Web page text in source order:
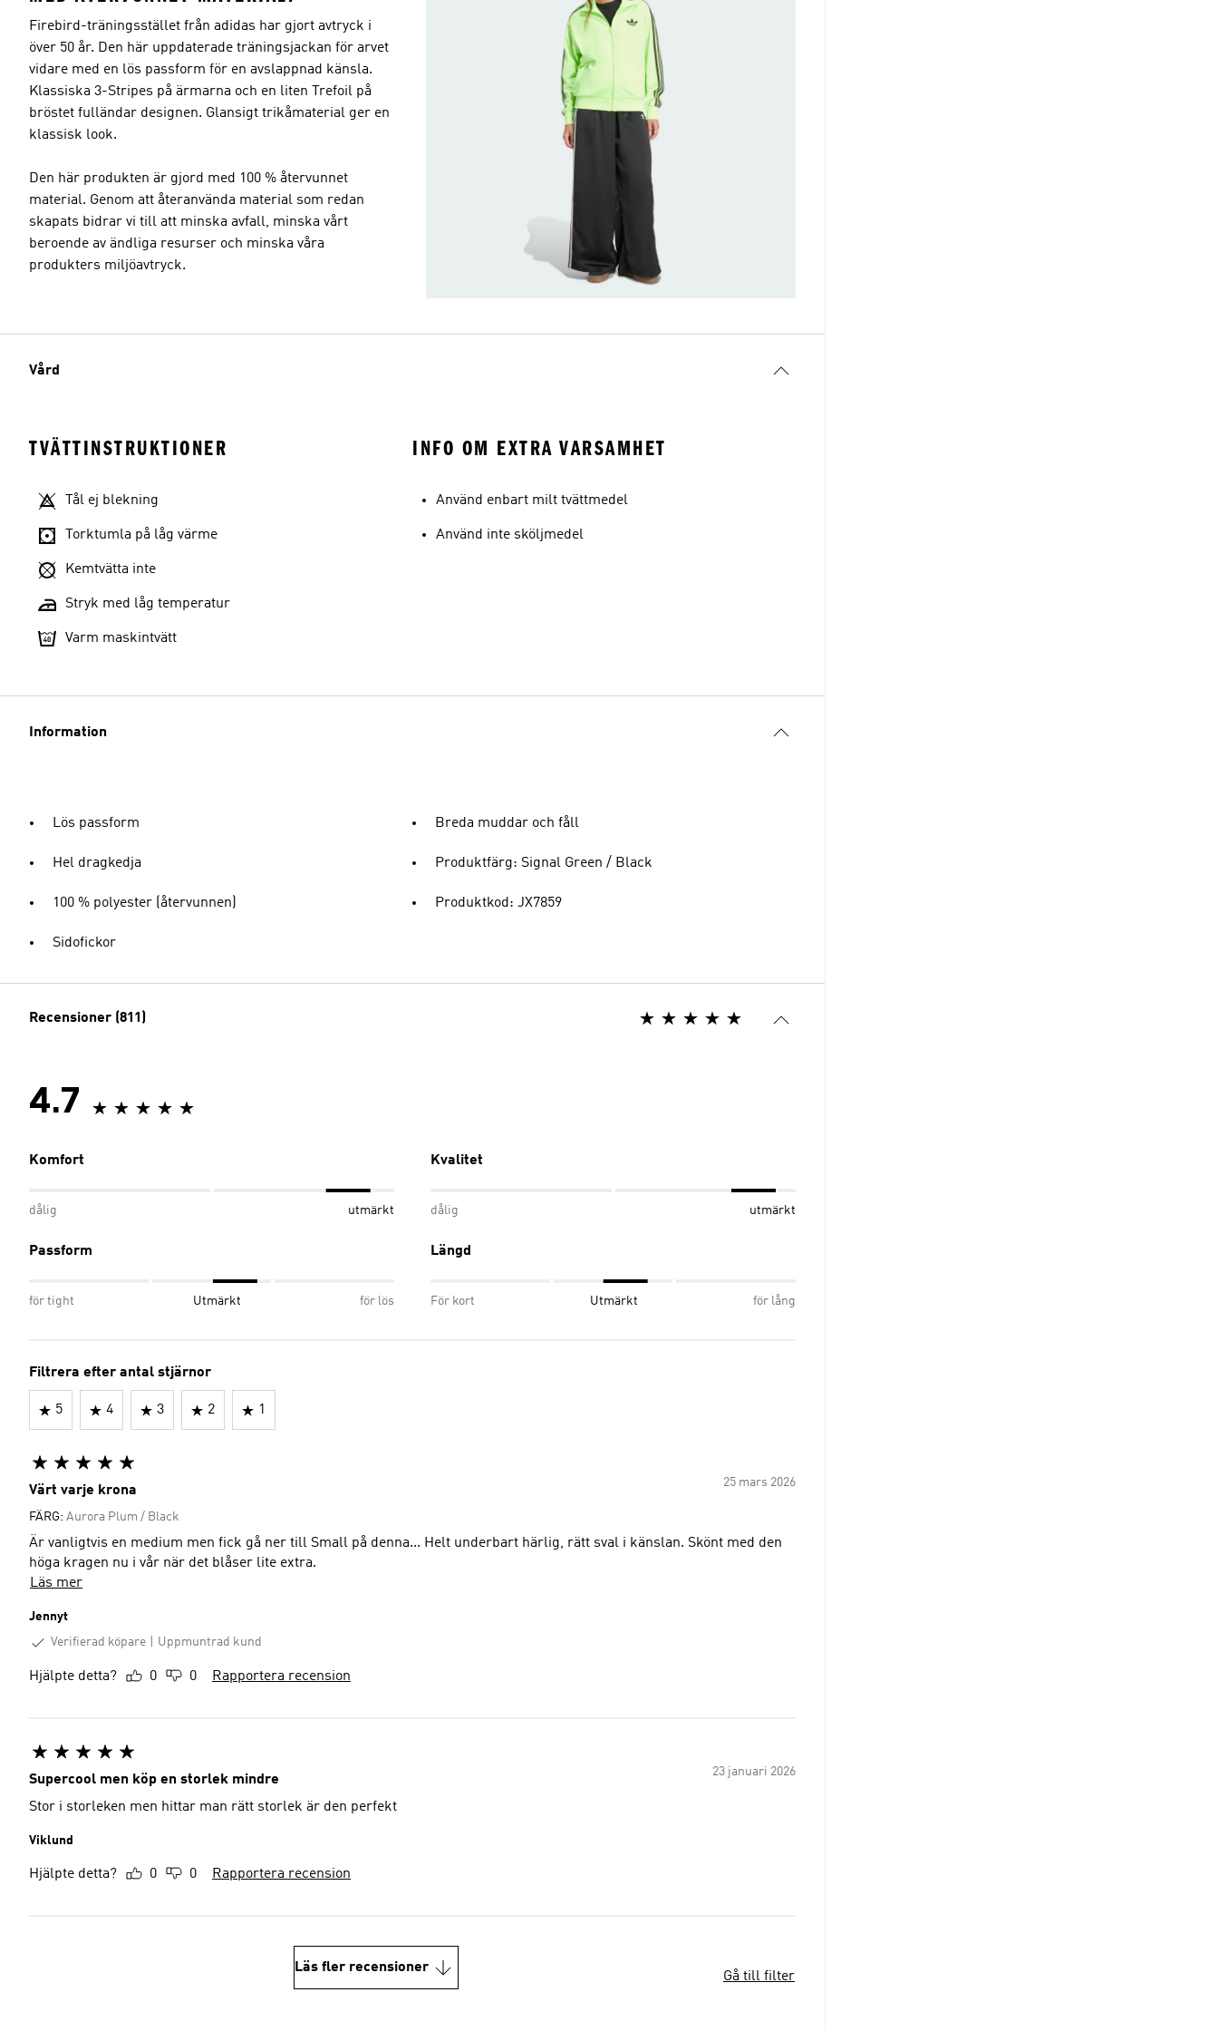
Firebird-träningsstället från adidas har gjort avtryck i
över 50 år. Den här uppdaterade träningsjackan för arvet
vidare med en lös passform för en avslappnad känsla.
Klassiska 3-Stripes på ärmarna och en liten Trefoil på
bröstet fulländar designen. Glansigt trikåmaterial ger en
klassisk look.
Den här produkten är gjord med 100 % återvunnet
material. Genom att återanvända material som redan
skapats bidrar vi till att minska avfall, minska vårt
beroende av ändliga resurser och minska våra
produkters miljöavtryck.
Vård
TVÄTTINSTRUKTIONER
Tål ej blekning
Torktumla på låg värme
Kemtvätta inte
Stryk med låg temperatur
Varm maskintvätt
INFO OM EXTRA VARSAMHET
Använd enbart milt tvättmedel
Använd inte sköljmedel
Information
Lös passform
Hel dragkedja
100 % polyester (återvunnen)
Sidofickor
Breda muddar och fåll
Produktfärg: Signal Green / Black
Produktkod: JX7859
Recensioner (811)
4.7
Komfort
dålig utmärkt
Kvalitet
dålig utmärkt
Passform
för tight Utmärkt för lös
Längd
För kort Utmärkt för lång
Filtrera efter antal stjärnor
5 4 3 2 1
25 mars 2026
Värt varje krona
FÄRG: Aurora Plum / Black
Är vanligtvis en medium men fick gå ner till Small på denna... Helt underbart härlig, rätt sval i känslan. Skönt med den
höga kragen nu i vår när det blåser lite extra.
Läs mer
Jennyt
Verifierad köpare
Uppmuntrad kund
Hjälpte detta? 0 0 Rapportera recension
23 januari 2026
Supercool men köp en storlek mindre
Stor i storleken men hittar man rätt storlek är den perfekt
Viklund
Hjälpte detta? 0 0 Rapportera recension
Läs fler recensioner
Gå till filter